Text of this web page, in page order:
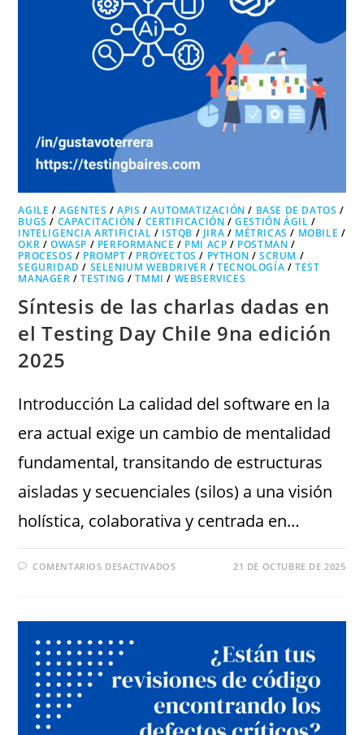
AGILE /AGENTES /APIS /AUTOMATIZACIÓN / BASE DE DATOS /
BUGS / CAPACITACIÓN / CERTIFICACIÓN /GESTIÓN ÁGIL /
INTELIGENCIA ARTIFICIAL / ISTQB / JIRA / MÉTRICAS / MOBILE /
OKR /OWASP / PERFORMANCE / PMI ACP / POSTMAN /
PROCESOS / PROMPT / PROYECTOS / PYTHON /SCRUM /
SEGURIDAD / SELENIUM WEBDRIVER /TECNOLOGÍA /TEST
MANAGER /TESTING /TMMI / WEBSERVICES
Síntesis de las charlas dadas en
el Testing Day Chile 9na edición
2025
Introducción La calidad del software en la
era actual exige un cambio de mentalidad
fundamental, transitando de estructuras
aisladas y secuenciales (silos) a una visión
holística, colaborativa y centrada en…
COMENTARIOS DESACTIVADOS 21 DE OCTUBRE DE 2025